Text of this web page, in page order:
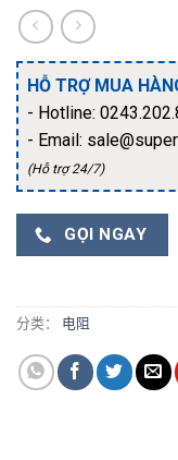
HỖ TRỢ MUA
- Hotline:
- Email:
(Hỗ trợ 24/7)
GỌI NGAY
分类： 电阻